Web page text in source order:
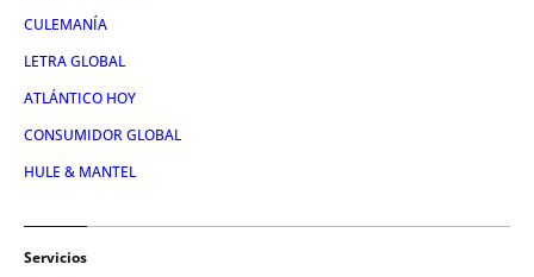
CULEMANÍA
LETRA GLOBAL
ATLÁNTICO HOY
CONSUMIDOR GLOBAL
HULE & MANTEL
Servicios